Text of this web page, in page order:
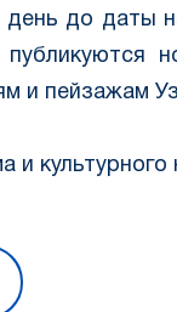
день до даты
и пейзажам
и культурного